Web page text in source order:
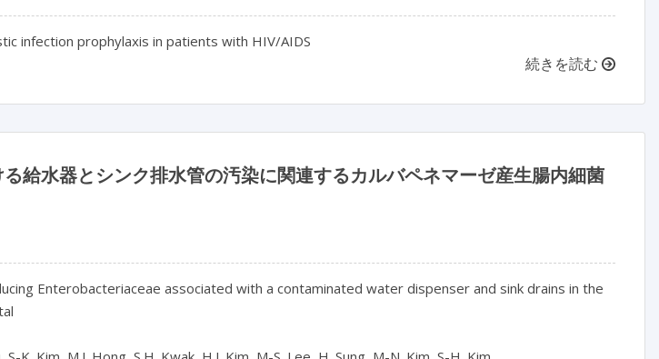
infection prophylaxis in patients with HIV/AIDS
続きを読む
給水器とシンク排水管の汚染に関連するカルバペネマーゼ産生腸内細菌
Enterobacteriaceae associated with a contaminated water dispenser and sink drains in the